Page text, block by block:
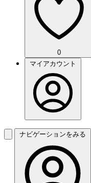
0
マイアカウント
ナビゲーションをみる